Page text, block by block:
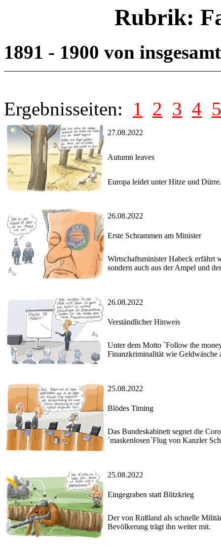
Rubrik:
1891 - 1900 von
Ergebnisseiten: 1 2 3 4 5
27.08.2022
Autumn leaves
Europa leidet unter Hitze und Dürre.
26.08.2022
Erste Schrammen am Minister
Wirtschaftsminister Habeck erfährt
sondern auch aus der Ampel und
26.08.2022
Verständlicher Hinweis
Unter dem Motto ´Follow the
Finanzkriminalität wie Geldwäsche
25.08.2022
Blödes Timing
Das Bundeskabinett segnet die
´maskenlosen´Flug von Kanzler
25.08.2022
Eingegraben statt Blitzkrieg
Der von Rußland als schnelle
Bevölkerung trägt ihn weiter mit.